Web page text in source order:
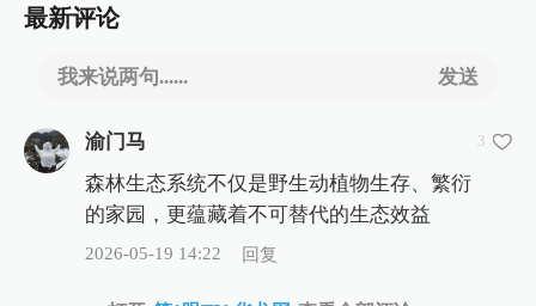
最新评论
我来说两句...... 发送
渝门马 3
森林生态系统不仅是野生动植物生存、繁衍
的家园，更蕴藏着不可替代的生态效益
2026-05-19 14:22 回复